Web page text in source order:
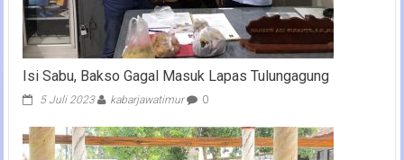
Isi Sabu, Bakso Gagal Masuk Lapas Tulungagung
5 Juli 2023 kabarjawatimur 0